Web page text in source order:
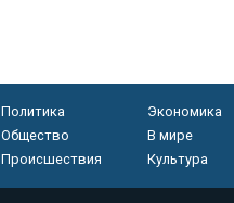
Политика
Экономика
Общество
В мире
Происшествия
Культура